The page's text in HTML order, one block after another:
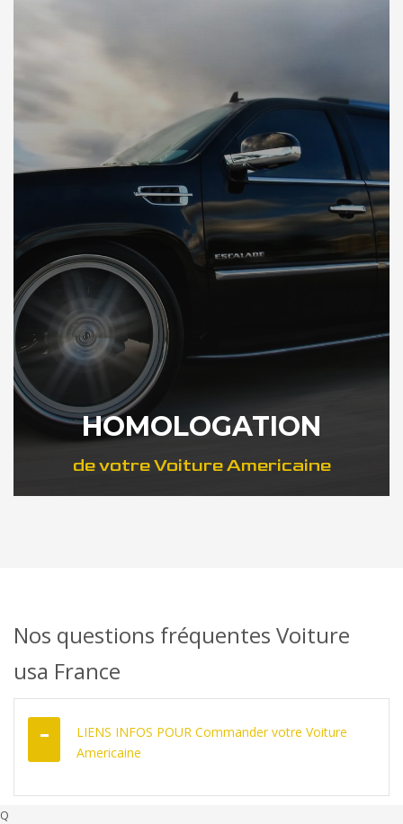
HOMOLOGATION
de votre Voiture Americaine
Nos questions fréquentes Voiture
usa France
LIENS INFOS POUR Commander votre Voiture
Americaine
Q